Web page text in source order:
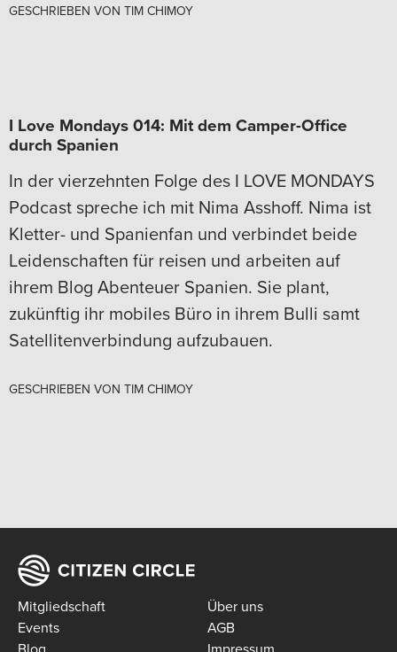
GESCHRIEBEN VON TIM CHIMOY
I Love Mondays 014: Mit dem Camper-Office
durch Spanien
In der vierzehnten Folge des I LOVE MONDAYS
Podcast spreche ich mit Nima Asshoff. Nima ist
Kletter- und Spanienfan und verbindet beide
Leidenschaften für reisen und arbeiten auf
ihrem Blog Abenteuer Spanien. Sie plant,
zukünftig ihr mobiles Büro in ihrem Bulli samt
Satellitenverbindung aufzubauen.
GESCHRIEBEN VON TIM CHIMOY
Mitgliedschaft
Events
Über uns
AGB